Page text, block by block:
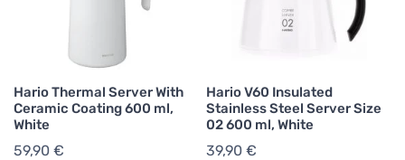
Hario Thermal Server With
Ceramic Coating 600 ml,
White
59,90 €
Hario V60 Insulated
Stainless Steel Server Size
02 600 ml, White
39,90 €